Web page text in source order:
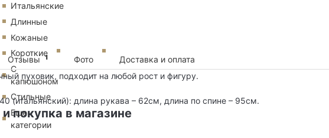
Итальянские
Длинные
Кожаные
Короткие
С
капюшоном
Стильные
Еще
категории
Отзывы 1 Фото
Доставка и оплата
пуховик, подходит на любой рост и фигуру.
(итальянский): длина рукава – 62см, длина по спине – 95см.
покупка в магазине